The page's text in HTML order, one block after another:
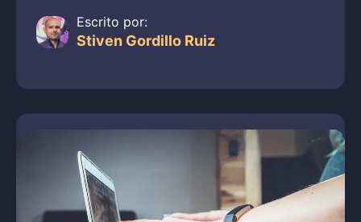
Escrito por:
Stiven Gordillo Ruiz